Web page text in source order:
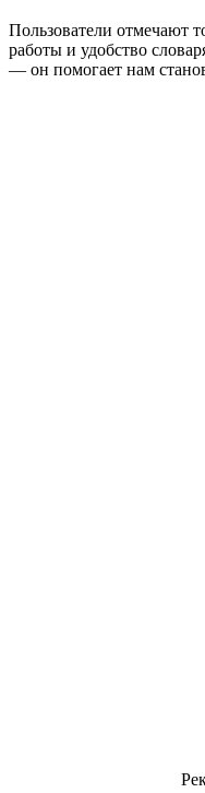
Пользователи отмечают
работы и удобство
— он помогает нам